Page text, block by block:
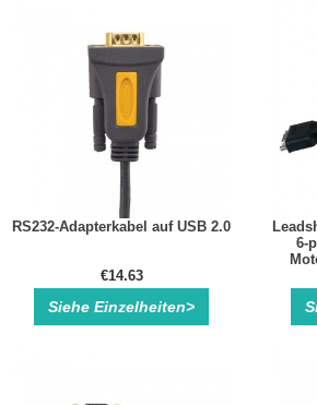
RS232-Adapterkabel auf USB 2.0
€14.63
Siehe Einzelheiten>
6-